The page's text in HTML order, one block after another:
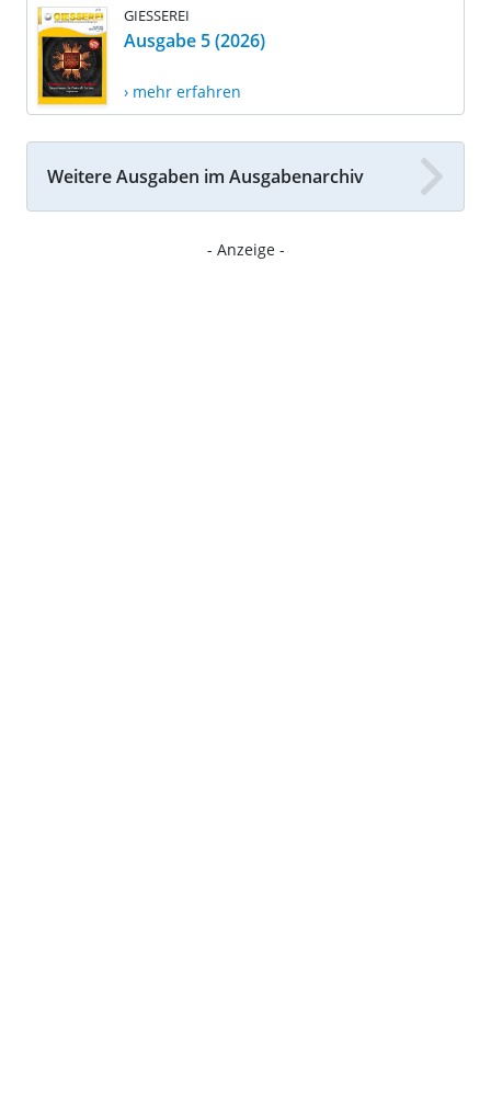
GIESSEREI
Ausgabe 5 (2026)
› mehr erfahren
Weitere Ausgaben im Ausgabenarchiv
- Anzeige -